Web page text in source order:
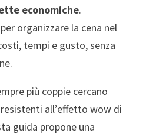
economiche.
organizzare la cena nel
tempi e gusto, senza
più coppie cercano
all’effetto wow di
guida propone una